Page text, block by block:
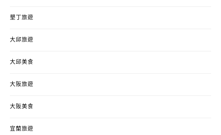
墾丁旅遊
大邱旅遊
大邱美食
大阪旅遊
大阪美食
宜蘭旅遊